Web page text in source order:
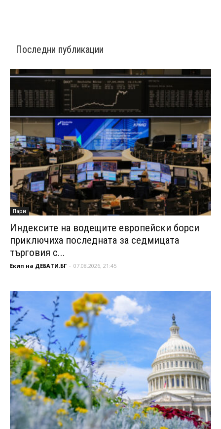
Последни публикации
Пари
Индексите на водещите европейски борси
приключиха последната за седмицата
търговия с...
Екип на ДЕБАТИ.БГ - 07.08.2026, 21:45